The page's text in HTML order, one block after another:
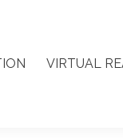
VIRTUAL